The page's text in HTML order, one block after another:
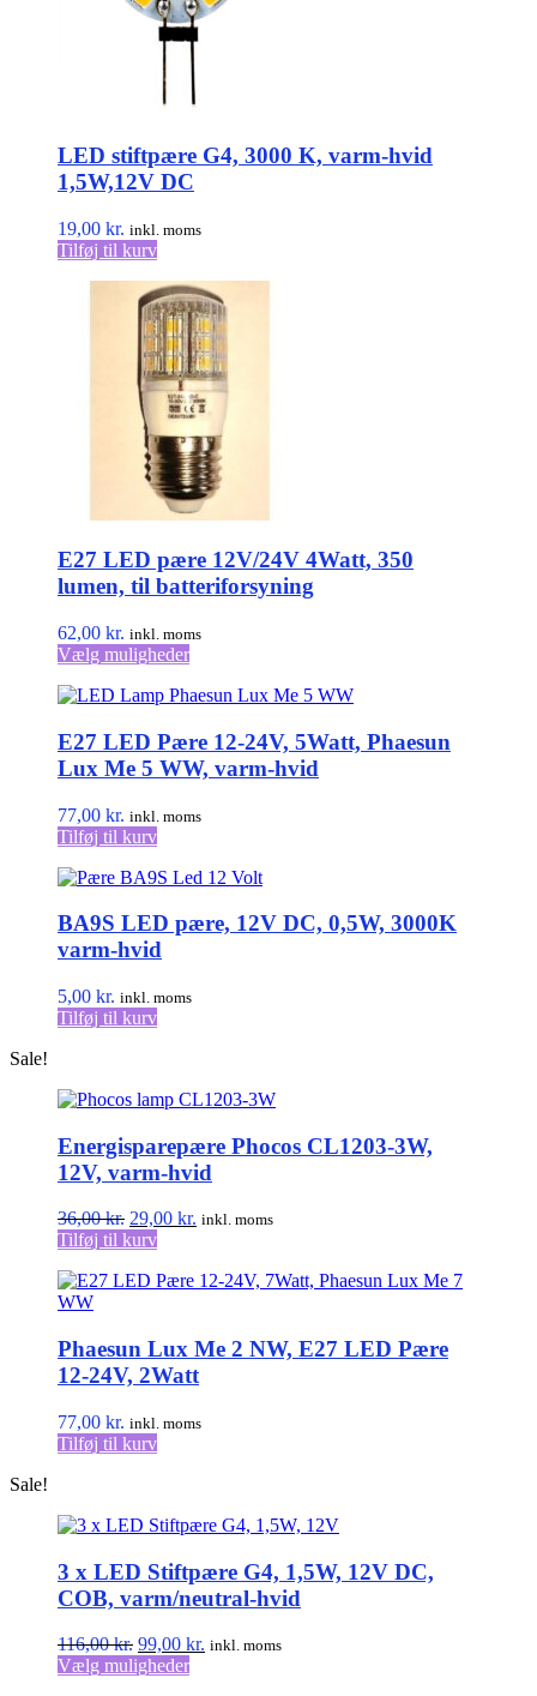
LED stiftpære G4, 3000 K, varm-hvid
1,5W,12V DC
19,00 kr. inkl. moms
Tilføj til kurv
E27 LED pære 12V/24V 4Watt, 350
lumen, til batteriforsyning
62,00 kr. inkl. moms
Vælg mulighederDette
har
varianter.
Mulighederne
kan
på
E27 LED Pære 12-24V, 5Watt, Phaesun
Lux Me 5 WW, varm-hvid
77,00 kr. inkl. moms
Tilføj til kurv
BA9S LED pære, 12V DC, 0,5W, 3000K
varm-hvid
5,00 kr. inkl. moms
Tilføj til kurv
Sale!
Energisparepære Phocos CL1203-3W,
12V, varm-hvid
36,00kr. Den
oprindelige
var:
29,00 kr. Den
er:
inkl. moms
Tilføj til kurv
Phaesun Lux Me 2 NW, E27 LED Pære
12-24V, 2Watt
77,00 kr. inkl. moms
Tilføj til kurv
Sale!
3 x LED Stiftpære G4, 1,5W, 12V DC,
COB, varm/neutral-hvid
116,00kr. Den
oprindelige
99,00 kr. Den
inkl. moms
Vælg mulighederDette